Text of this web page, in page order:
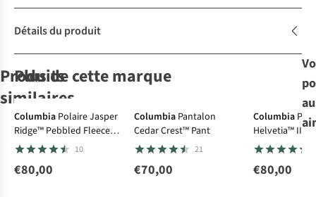
Détails du produit
Produits
similaires
Patagonia
Polaire Synch
Patagonia
Polaire Synch
Jack Wolfskin
Polaire Lite
Curl Fz W
Vaude Polaire
Women'S
Skomer Hiking
Sc Jacket
Plus de cette marque
Columbia Polaire Jasper
Ridge™ Pebbled Fleece
Full Snap
10
€80,00
Columbia Pantalon
Cedar Crest™ Pant
21
€70,00
Columbia
Helvetia™ II
Snap
€80,00